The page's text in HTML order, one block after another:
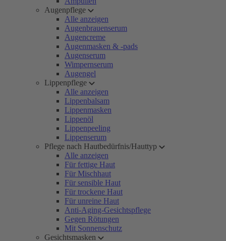
Augenpflege
Alle anzeigen
Augenbrauenserum
Augencreme
Augenmasken & -pads
Augenserum
Wimpernserum
Augengel
Lippenpflege
Alle anzeigen
Lippenbalsam
Lippenmasken
Lippenöl
Lippenpeeling
Lippenserum
Pflege nach Hautbedürfnis/Hauttyp
Alle anzeigen
Für fettige Haut
Für Mischhaut
Für sensible Haut
Für trockene Haut
Für unreine Haut
Anti-Aging-Gesichtspflege
Gegen Rötungen
Mit Sonnenschutz
Gesichtsmasken